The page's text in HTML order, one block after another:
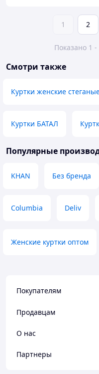
1 2
Показано 1
Смотри также
Куртки женские
Куртки БАТАЛ
Популярные
KHAN Без бренда
Columbia Deliv
Женские куртки оптом
Покупателям
Продавцам
О нас
Партнеры